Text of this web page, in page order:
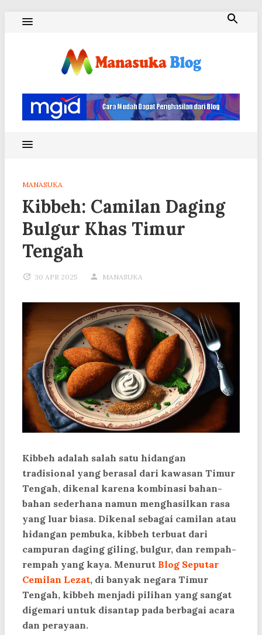
MANASUKA
Kibbeh: Camilan Daging
Bulgur Khas Timur
Tengah
30 APR 2025 MANASUKA
Kibbeh adalah salah satu hidangan
tradisional yang berasal dari kawasan Timur
Tengah, dikenal karena kombinasi bahan-
bahan sederhana namun menghasilkan rasa
yang luar biasa. Dikenal sebagai camilan atau
hidangan pembuka, kibbeh terbuat dari
campuran daging giling, bulgur, dan rempah-
rempah yang kaya. Menurut Blog Seputar
Cemilan Lezat, di banyak negara Timur
Tengah, kibbeh menjadi pilihan yang sangat
digemari untuk disantap pada berbagai acara
dan perayaan.